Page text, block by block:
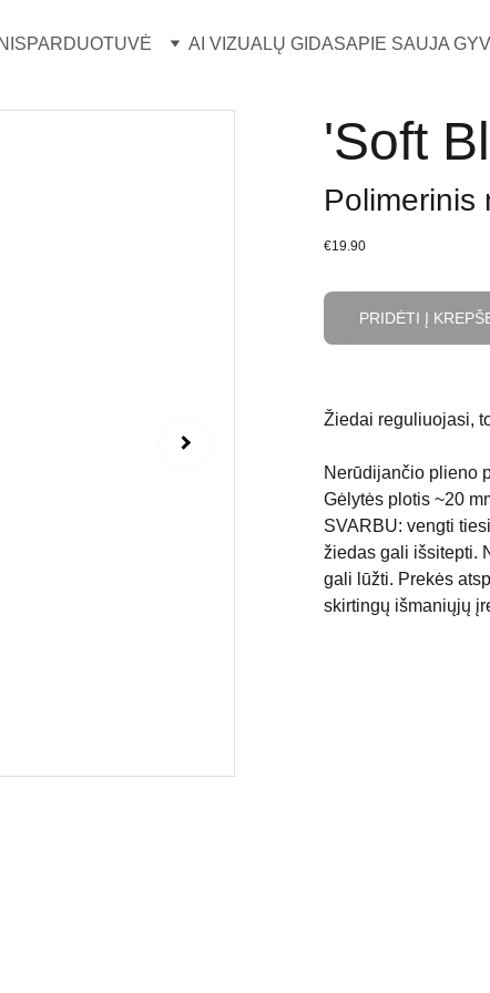
PARDUOTUVĖ AI VIZUALŲ GIDASAPIE SAUJA
'Soft
Polimerinis
€19.90
PRIDĖTI Į
Žiedai reguliuojasi,
Nerūdijančio plieno
Gėlytės plotis ~20
SVARBU: vengti
žiedas gali išsitepti.
gali lūžti. Prekės
skirtingų išmaniųjų